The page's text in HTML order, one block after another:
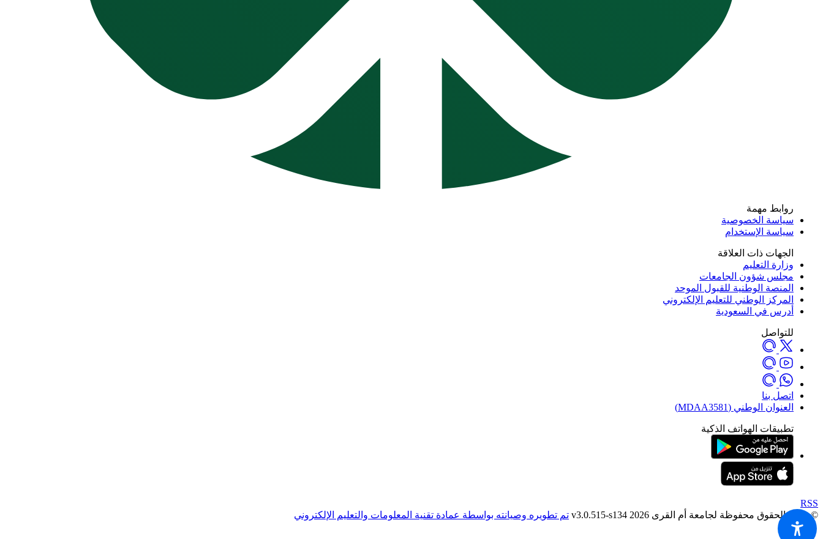
روابط مهمة
سياسة الخصوصية
سياسة الإستخدام
الجهات ذات العلاقة
وزارة التعليم
مجلس شؤون الجامعات
المنصة الوطنية للقبول الموحد
المركز الوطني للتعليم الإلكتروني
أدرس في السعودية
للتواصل
اتصل بنا
العنوان الوطني (MDAA3581)
تطبيقات الهواتف الذكية
RSS
© جميع الحقوق محفوظة لجامعة أم القرى 2026 v3.0.515-s134
تم تطويره وصيانته بواسطة عمادة تقنية المعلومات والتعليم الإلكتروني